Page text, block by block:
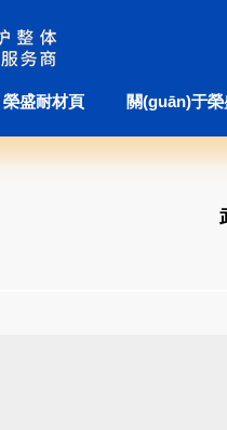
榮盛耐材頁 關(guān)于榮